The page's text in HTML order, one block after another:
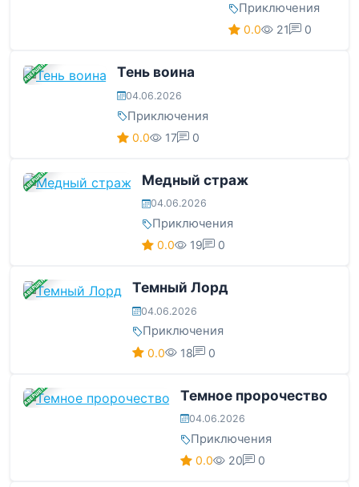
Приключения
0.0 21 0
ЗАВЕРШЕНА Тень воина
04.06.2026
Приключения
0.0 17 0
ЗАВЕРШЕНА Медный страж
04.06.2026
Приключения
0.0 19 0
ЗАВЕРШЕНА Темный Лорд
04.06.2026
Приключения
0.0 18 0
ЗАВЕРШЕНА Темное пророчество
04.06.2026
Приключения
0.0 20 0